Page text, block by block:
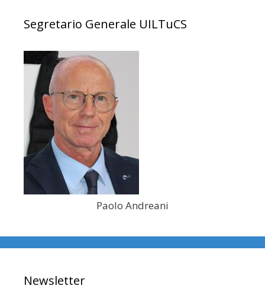
Segretario Generale UILTuCS
Paolo Andreani
Newsletter